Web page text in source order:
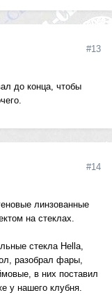
#13
до конца, чтобы
#14
линзованные
на стеклах.
стекла Hella,
разобрал фары,
в них поставил
у нашего клубня.